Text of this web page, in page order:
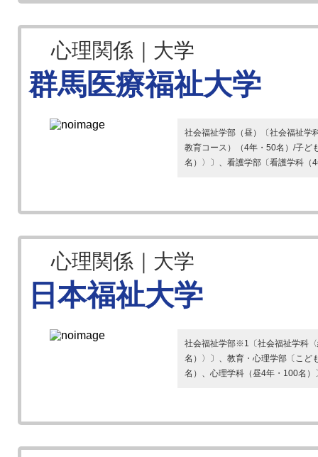
心理関係｜大学
群馬医療福祉大学
社会福祉学部（昼）〔社会福祉学
教育コース）（4年・50名）/子ど
名）〉〕、看護学部〔看護学科（
心理関係｜大学
日本福祉大学
社会福祉学部※1〔社会福祉学科
名）〉〕、教育・心理学部〔こ
名）、心理学科（昼4年・100名